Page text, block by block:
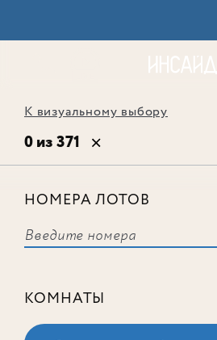
К визуальному выбору
0 из 371
НОМЕРА ЛОТОВ
КОМНАТЫ
соответствует ни